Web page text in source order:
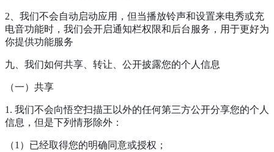
2、我们不会自动启动应用，但当播放铃声和设置来电秀或充
电音功能时，我们会开启通知栏权限和后台服务，用于更好为
你提供功能服务
九、我们如何共享、转让、公开披露您的个人信息
（一）共享
1. 我们不会向悟空扫描王以外的任何第三方公开分享您的个人
信息，但是下列情形除外：
（1）已经取得您的明确同意或授权；